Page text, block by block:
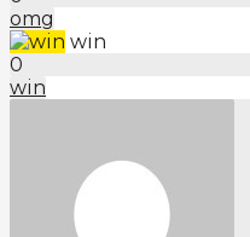
omg
win
0
win